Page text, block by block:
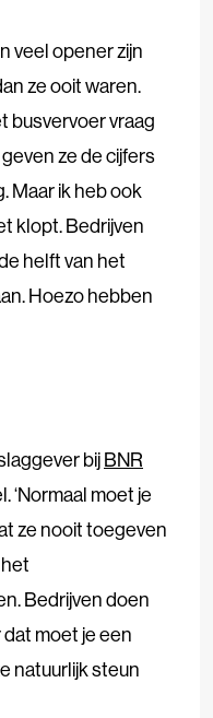
veel opener zijn
ze ooit waren.
busvervoer vraag
ze de cijfers
Maar ik heb ook
klopt. Bedrijven
helft van het
Hoezo hebben
bijBNR
‘Normaal moet je
ze nooit toegeven
Bedrijven doen
dat moet je een
natuurlijk steun